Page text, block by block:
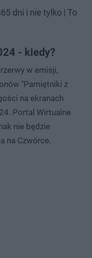
dni i nie tylko | To
- kiedy?
w emisji,
"Pamiętniki z
na ekranach
Portal Wirtualne
nie będzie
na Czwórce.